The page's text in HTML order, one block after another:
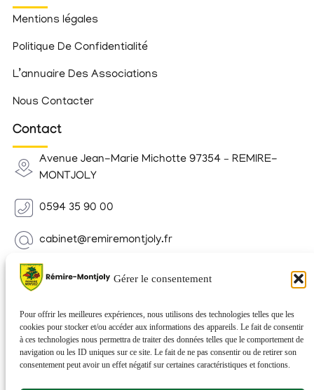
Gérer le consentement
Pour offrir les meilleures expériences, nous utilisons des technologies telles que les
cookies pour stocker et/ou accéder aux informations des appareils. Le fait de consentir
à ces technologies nous permettra de traiter des données telles que le comportement de
navigation ou les ID uniques sur ce site. Le fait de ne pas consentir ou de retirer son
consentement peut avoir un effet négatif sur certaines caractéristiques et fonctions.
Mentions légales
Politique De Confidentialité
L’annuaire Des Associations
Nous Contacter
Contact
Avenue Jean-Marie Michotte 97354 – REMIRE-
MONTJOLY
0594 35 90 00
cabinet@remiremontjoly.fr
Newsletter
nouvelles de votre commune.